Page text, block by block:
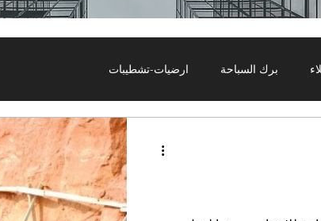
برك السباحة ارضيات-تشطيبات
العافية